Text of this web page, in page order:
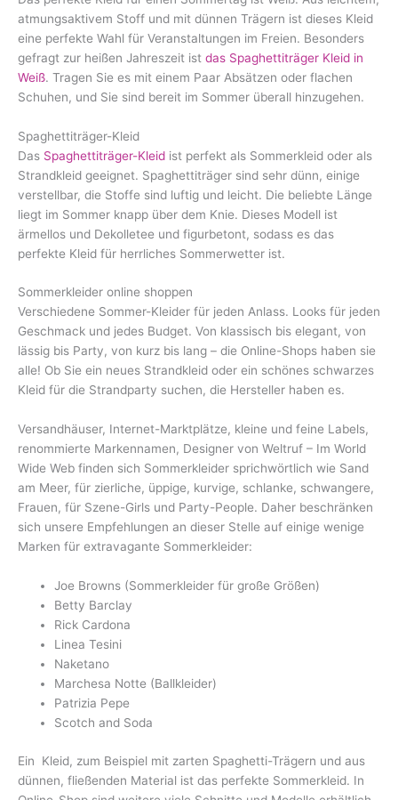
atmungsaktivem Stoff und mit dünnen Trägern ist dieses Kleid
eine perfekte Wahl für Veranstaltungen im Freien. Besonders
gefragt zur heißen Jahreszeit ist das Spaghettiträger Kleid in
Weiß. Tragen Sie es mit einem Paar Absätzen oder flachen
Schuhen, und Sie sind bereit im Sommer überall hinzugehen.
Spaghettiträger-Kleid
Das Spaghettiträger-Kleid ist perfekt als Sommerkleid oder als
Strandkleid geeignet. Spaghettiträger sind sehr dünn, einige
verstellbar, die Stoffe sind luftig und leicht. Die beliebte Länge
liegt im Sommer knapp über dem Knie. Dieses Modell ist
ärmellos und Dekolletee und figurbetont, sodass es das
perfekte Kleid für herrliches Sommerwetter ist.
Sommerkleider online shoppen
Verschiedene Sommer-Kleider für jeden Anlass. Looks für jeden
Geschmack und jedes Budget. Von klassisch bis elegant, von
lässig bis Party, von kurz bis lang – die Online-Shops haben sie
alle! Ob Sie ein neues Strandkleid oder ein schönes schwarzes
Kleid für die Strandparty suchen, die Hersteller haben es.
Versandhäuser, Internet-Marktplätze, kleine und feine Labels,
renommierte Markennamen, Designer von Weltruf – Im World
Wide Web finden sich Sommerkleider sprichwörtlich wie Sand
am Meer, für zierliche, üppige, kurvige, schlanke, schwangere,
Frauen, für Szene-Girls und Party-People. Daher beschränken
sich unsere Empfehlungen an dieser Stelle auf einige wenige
Marken für extravagante Sommerkleider:
Joe Browns (Sommerkleider für große Größen)
Betty Barclay
Rick Cardona
Linea Tesini
Naketano
Marchesa Notte (Ballkleider)
Patrizia Pepe
Scotch and Soda
Ein Kleid, zum Beispiel mit zarten Spaghetti-Trägern und aus
dünnen, fließenden Material ist das perfekte Sommerkleid. In